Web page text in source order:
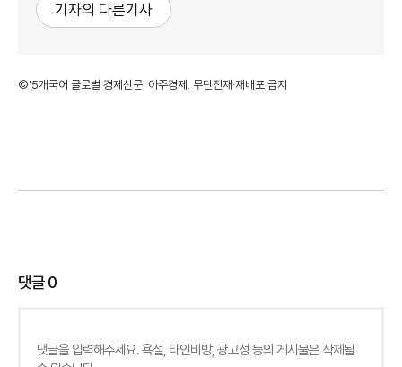
기자의 다른기사
©'5개국어 글로벌 경제신문' 아주경제. 무단전재·재배포 금지
댓글0